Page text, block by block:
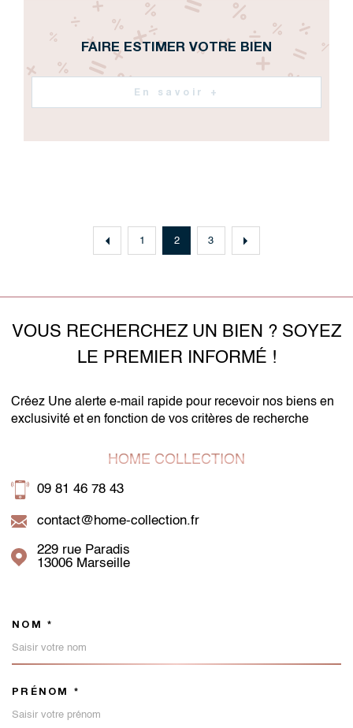
FAIRE ESTIMER VOTRE BIEN
En savoir +
1 2 3
VOUS RECHERCHEZ UN BIEN ? SOYEZ
LE PREMIER INFORMÉ !
Créez Une alerte e-mail rapide pour recevoir nos biens en
exclusivité et en fonction de vos critères de recherche
HOME COLLECTION
09 81 46 78 43
contact@home-collection.fr
229 rue Paradis
13006
Marseille
NOM *
PRÉNOM *